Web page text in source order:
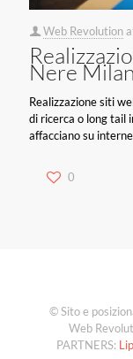
Web Revolution
Nere
Realizzazione siti
di ricerca o long tail
affacciano su
0
© Sito e
Web
PARTNERS: